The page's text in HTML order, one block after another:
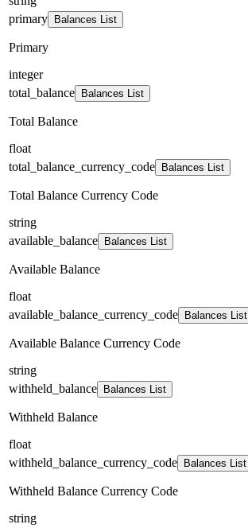
primary
Balances List
Primary
integer
total_balance
Balances List
Total Balance
float
total_balance_currency_code
Balances List
Total Balance Currency Code
string
available_balance
Balances List
Available Balance
float
available_balance_currency_code
Balances List
Available Balance Currency Code
string
withheld_balance
Balances List
Withheld Balance
float
withheld_balance_currency_code
Balances List
Withheld Balance Currency Code
string